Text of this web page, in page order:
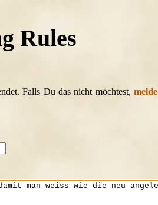
Rules
Falls Du das nicht möchtest,melde